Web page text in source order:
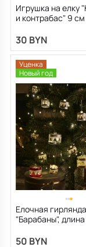
Игрушка на елку
и контрабас" 9 см
30 BYN
Уценка
Новый год
Елочная
"Барабаны", длина
50 BYN